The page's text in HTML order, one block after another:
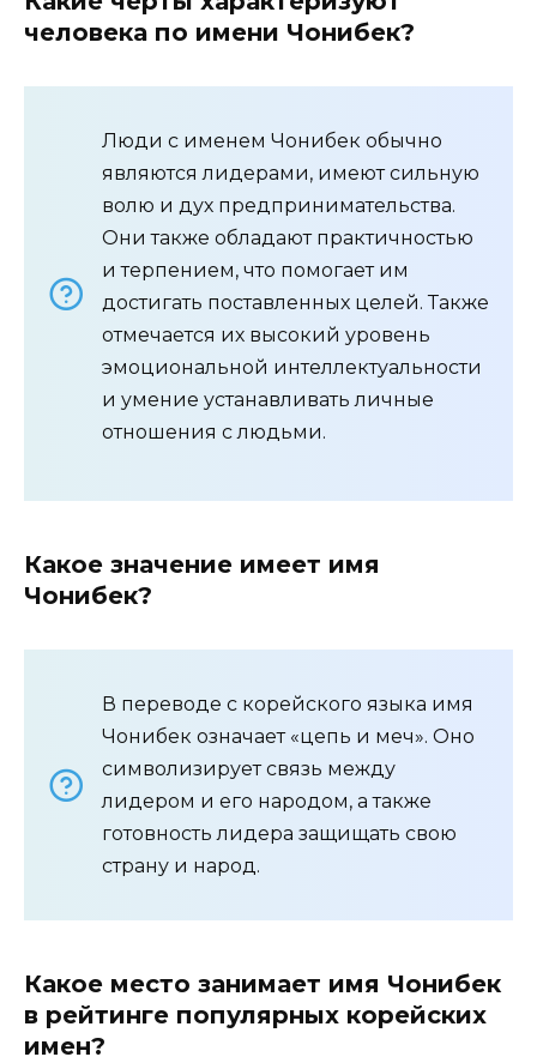
человека по имени Чонибек?
Люди с именем Чонибек обычно
являются лидерами, имеют сильную
волю и дух предпринимательства.
Они также обладают практичностью
и терпением, что помогает им
достигать поставленных целей. Также
отмечается их высокий уровень
эмоциональной интеллектуальности
и умение устанавливать личные
отношения с людьми.
Какое значение имеет имя
Чонибек?
В переводе с корейского языка имя
Чонибек означает «цепь и меч». Оно
символизирует связь между
лидером и его народом, а также
готовность лидера защищать свою
страну и народ.
Какое место занимает имя Чонибек
в рейтинге популярных корейских
имен?